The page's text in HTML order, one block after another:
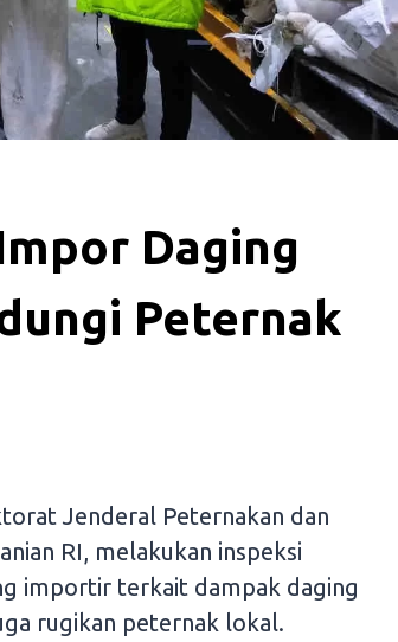
Daging
Peternak
Jenderal Peternakan dan
RI, melakukan inspeksi
importir terkait dampak daging
rugikan peternak lokal.